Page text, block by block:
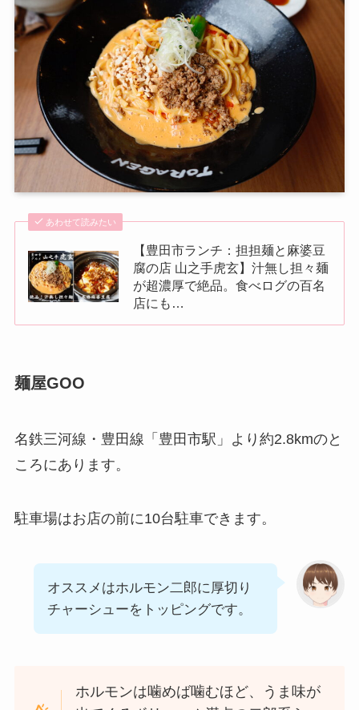
あわせて読みたい
【豊田市ランチ：担担麺と麻婆豆
腐の店 山之手虎玄】汁無し担々麺
が超濃厚で絶品。食べログの百名
店にも…
麺屋GOO
名鉄三河線・豊田線「豊田市駅」より約2.8kmのと
ころにあります。
駐車場はお店の前に10台駐車できます。
オススメはホルモン二郎に厚切り
チャーシューをトッピングです。
ホルモンは噛めば噛むほど、うま味が